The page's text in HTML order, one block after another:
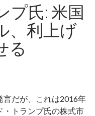
プ氏: 米国
、利上げ
る
言だが、これは2016年
・トランプ氏の株式市